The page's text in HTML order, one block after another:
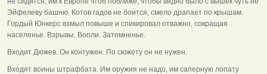
Эйфелеву башню. Котов гадов не боится, смело драпает по крышам.
Гордый Юнкерс взмыл повыше и спикировал отважно, сокращая
населенье. Взрывы. Вопли. Затемненье.
Входит Дюжев. Он контужен. По сюжету он не нужен.
Входят воины штрафбата. Им оружия не надо, им саперную лопату